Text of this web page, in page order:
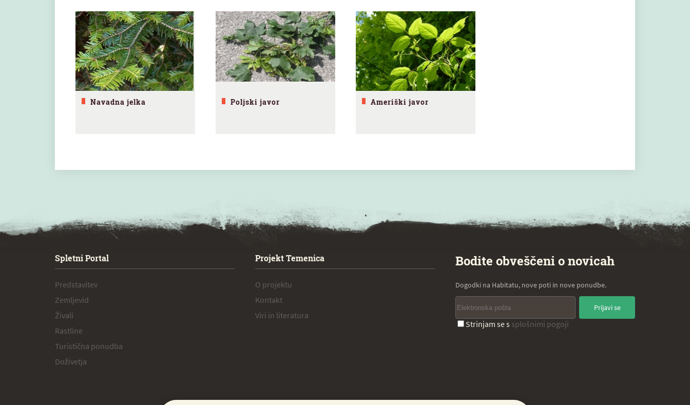
Navadna jelka Poljski javor Ameriški javor
Spletni Portal
Predstavitev
Zemljevid
Živali
Rastline
Turistična ponudba
Doživetja
Projekt Temenica
O projektu
Kontakt
Viri in literatura
Bodite obveščeni o novicah
Dogodki na Habitatu, nove poti in nove ponudbe.
Prijavi se
Strinjam se s splošnimi pogoji